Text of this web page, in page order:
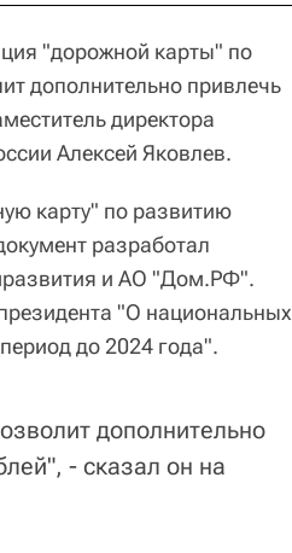
"дорожной карты" по
дополнительно привлечь
директора
Алексей Яковлев.
карту" по развитию
разработал
и АО "Дом.РФ".
"О национальных
до 2024 года".
дополнительно
- сказал он на